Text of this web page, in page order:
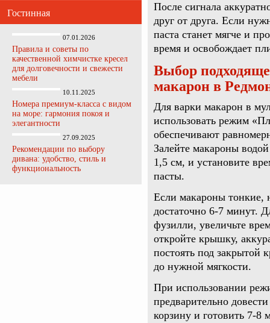
Гостинная
07.01.2026
Правила и советы по
качественной химчистке кресел
для долговечности и свежести
мебели
10.11.2025
Номера премиум-класса с видом
на море: гармония покоя и
элегантности
27.09.2025
Рекомендации по выбору
дивана: удобство, стиль и
функциональность
После сигнала
друг от друга. Если
паста станет мягче и
время и освобождает
Выбор
макарон в
Для варки макарон в
использовать режим
обеспечивают
Залейте макароны
1,5 см, и установите
пасты.
Если макароны тонкие,
достаточно 6-7 минут.
фузилли, увеличьте
откройте крышку,
постоять под
до нужной мягкости.
При использовании
предварительно
корзину и готовить 7-8